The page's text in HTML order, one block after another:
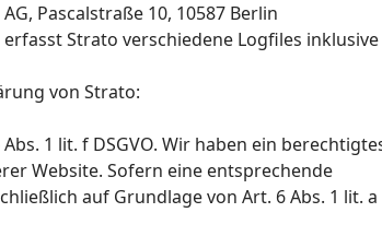
Pascalstraße 10, 10587 Berlin
Strato verschiedene Logfiles inklusive
von Strato:
1 lit. f DSGVO. Wir haben ein
Website. Sofern eine entsprechende
auf Grundlage von Art. 6 Abs. 1 lit. a